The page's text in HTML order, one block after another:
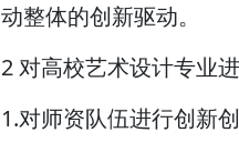
动整体的创新驱动。
2 对高校艺术设计专业
1.对师资队伍进行创新